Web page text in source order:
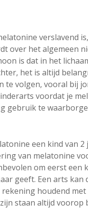
verslavend
over het algemeen
is dat in het
het is altijd
volgen, vooral bij
voordat je
gebruik te
een kind van
van melatonine
om eerst een
geeft. Een arts
houdend
staan altijd voorop